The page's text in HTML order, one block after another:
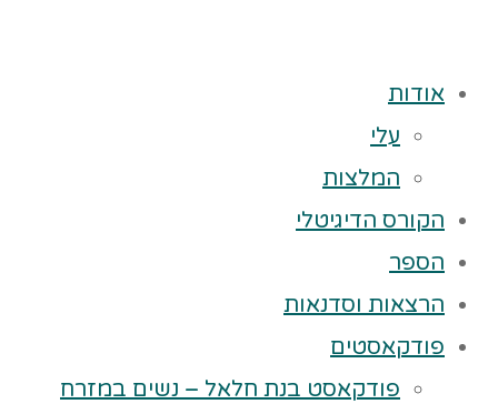
אודות
עלי
המלצות
הקורס הדיגיטלי
הספר
הרצאות וסדנאות
פודקאסטים
פודקאסט בנת חלאל – נשים במזרח